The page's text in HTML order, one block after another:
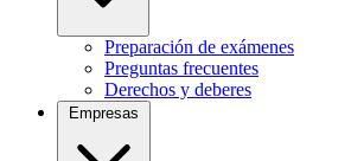
Preparación de exámenes
Preguntas frecuentes
Derechos y deberes